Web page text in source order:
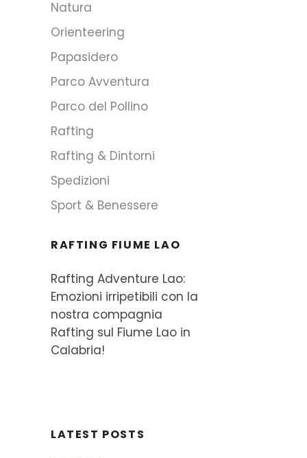
Natura
Orienteering
Papasidero
Parco Avventura
Parco del Pollino
Rafting
Rafting & Dintorni
Spedizioni
Sport & Benessere
RAFTING FIUME LAO
Rafting Adventure Lao:
Emozioni irripetibili con la
nostra compagnia
Rafting sul Fiume Lao in
Calabria!
LATEST POSTS